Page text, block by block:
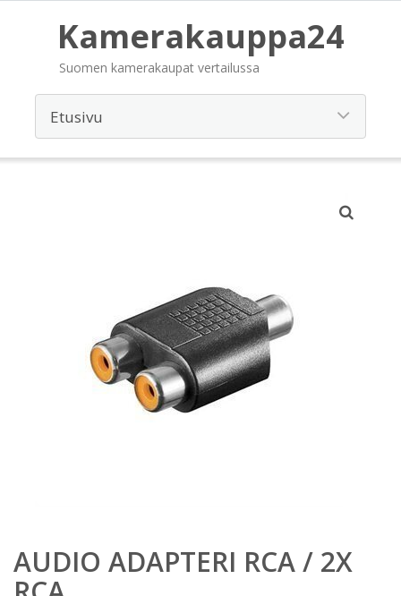
Kamerakauppa24
Suomen kamerakaupat vertailussa
AUDIO ADAPTERI RCA / 2X